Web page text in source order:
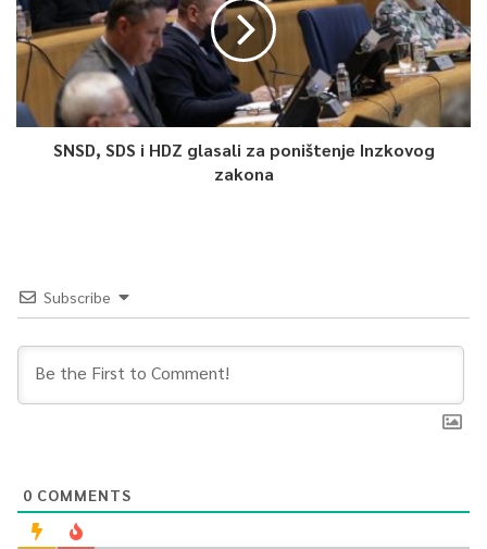
SNSD, SDS i HDZ glasali za poništenje Inzkovog
zakona
Subscribe
0 COMMENTS